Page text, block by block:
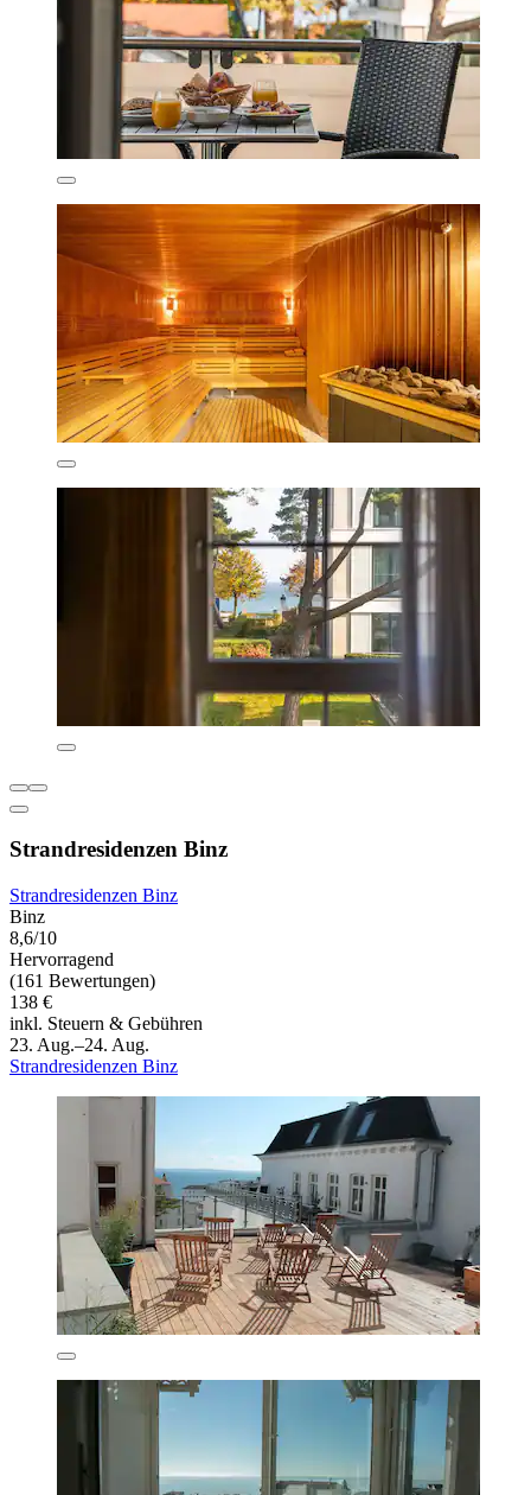
Strandresidenzen Binz
Strandresidenzen Binz
Binz
8,6/10
Hervorragend
(161 Bewertungen)
138 €
inkl. Steuern & Gebühren
23. Aug.–24. Aug.
Strandresidenzen Binz